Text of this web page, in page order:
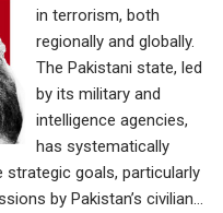
in terrorism, both
regionally and globally.
The Pakistani state, led
by its military and
intelligence agencies,
has systematically
goals, particularly
by Pakistan’s civilian…